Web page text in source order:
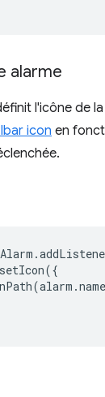
alarme
l'icône de
icon en
.
setIcon({
(alarm .name